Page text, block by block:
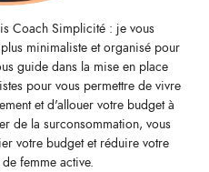
Coach Simplicité : je vous
minimaliste et organisé pour
guide dans la mise en place
pour vous permettre de vivre
et d'allouer votre budget à
de la surconsommation, vous
votre budget et réduire votre
femme active.